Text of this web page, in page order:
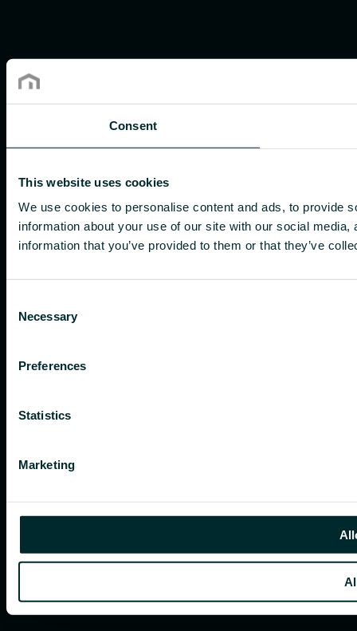
Consent
This website uses cookies
We use cookies to personalise content and ads, to provide
information about your use of our site with our social
information that you’ve provided to them or that they’ve
Selection
Necessary
Preferences
Statistics
Marketing